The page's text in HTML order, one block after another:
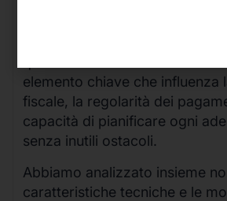
elemento chiave che influenza
fiscale, la regolarità dei
capacità di pianificare ogni
senza inutili ostacoli.
Abbiamo analizzato insieme
caratteristiche tecniche e le